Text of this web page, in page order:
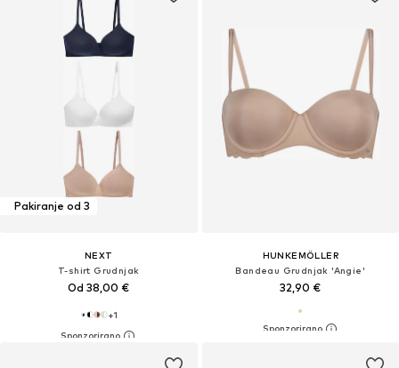
Pakiranje od 3
NEXT
T-shirt Grudnjak
Od 38,00 €
+1
HUNKEMÖLLER
Bandeau Grudnjak 'Angie'
32,90 €